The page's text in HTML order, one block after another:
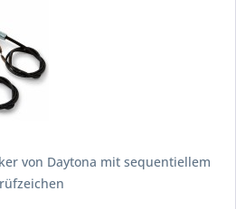
von Daytona mit sequentiellem